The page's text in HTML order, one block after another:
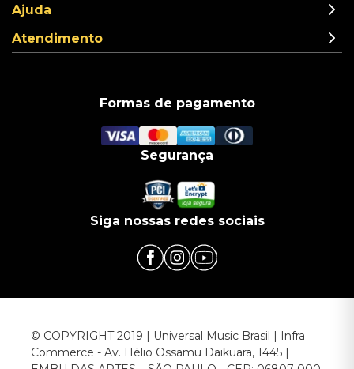
Ajuda
Atendimento
Formas de pagamento
Segurança
Siga nossas redes sociais
© COPYRIGHT 2019 | Universal Music Brasil | Infra
Commerce - Av. Hélio Ossamu Daikuara, 1445 |